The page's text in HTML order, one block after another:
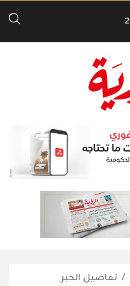
تفاصيل الخبر